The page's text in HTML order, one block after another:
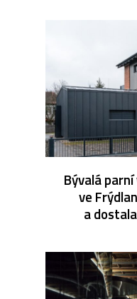
Bývalá
ve
a